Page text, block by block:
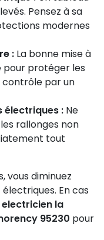
Pensez à sa
modernes
: La bonne mise à
protéger les
contrôle par un
électriques : Ne
rallonges non
tout
vous diminuez
En cas
la
95230 pour